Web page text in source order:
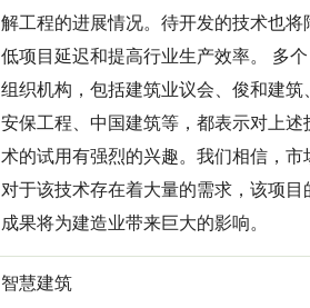
解工程的进展情况。待开发的技术也将
低项目延迟和提高行业生产效率。 多个
组织机构，包括建筑业议会、俊和建筑
安保工程、中国建筑等，都表示对上述
术的试用有强烈的兴趣。我们相信，市
对于该技术存在着大​​量的需求，该项目
成果将为建造业带来巨大的影响。
智慧建筑